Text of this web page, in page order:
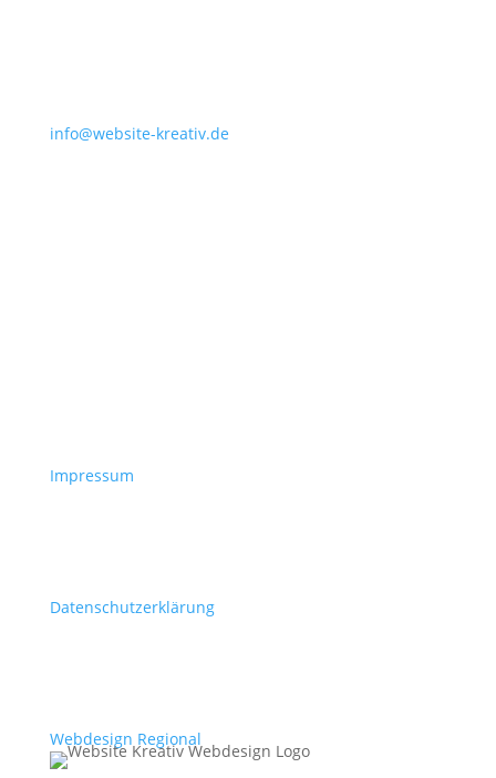
info@website-kreativ.de
Impressum
Datenschutzerklärung
Webdesign Regional